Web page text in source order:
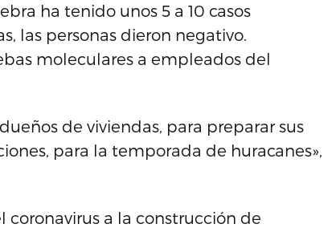
ha tenido unos 5 a 10 casos
las personas dieron negativo.
moleculares a empleados del
de viviendas, para preparar sus
para la temporada de huracanes»,
coronavirus a la construcción de